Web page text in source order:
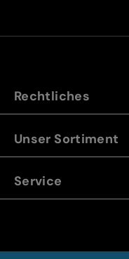
Rechtliches
Unser Sortiment
Service